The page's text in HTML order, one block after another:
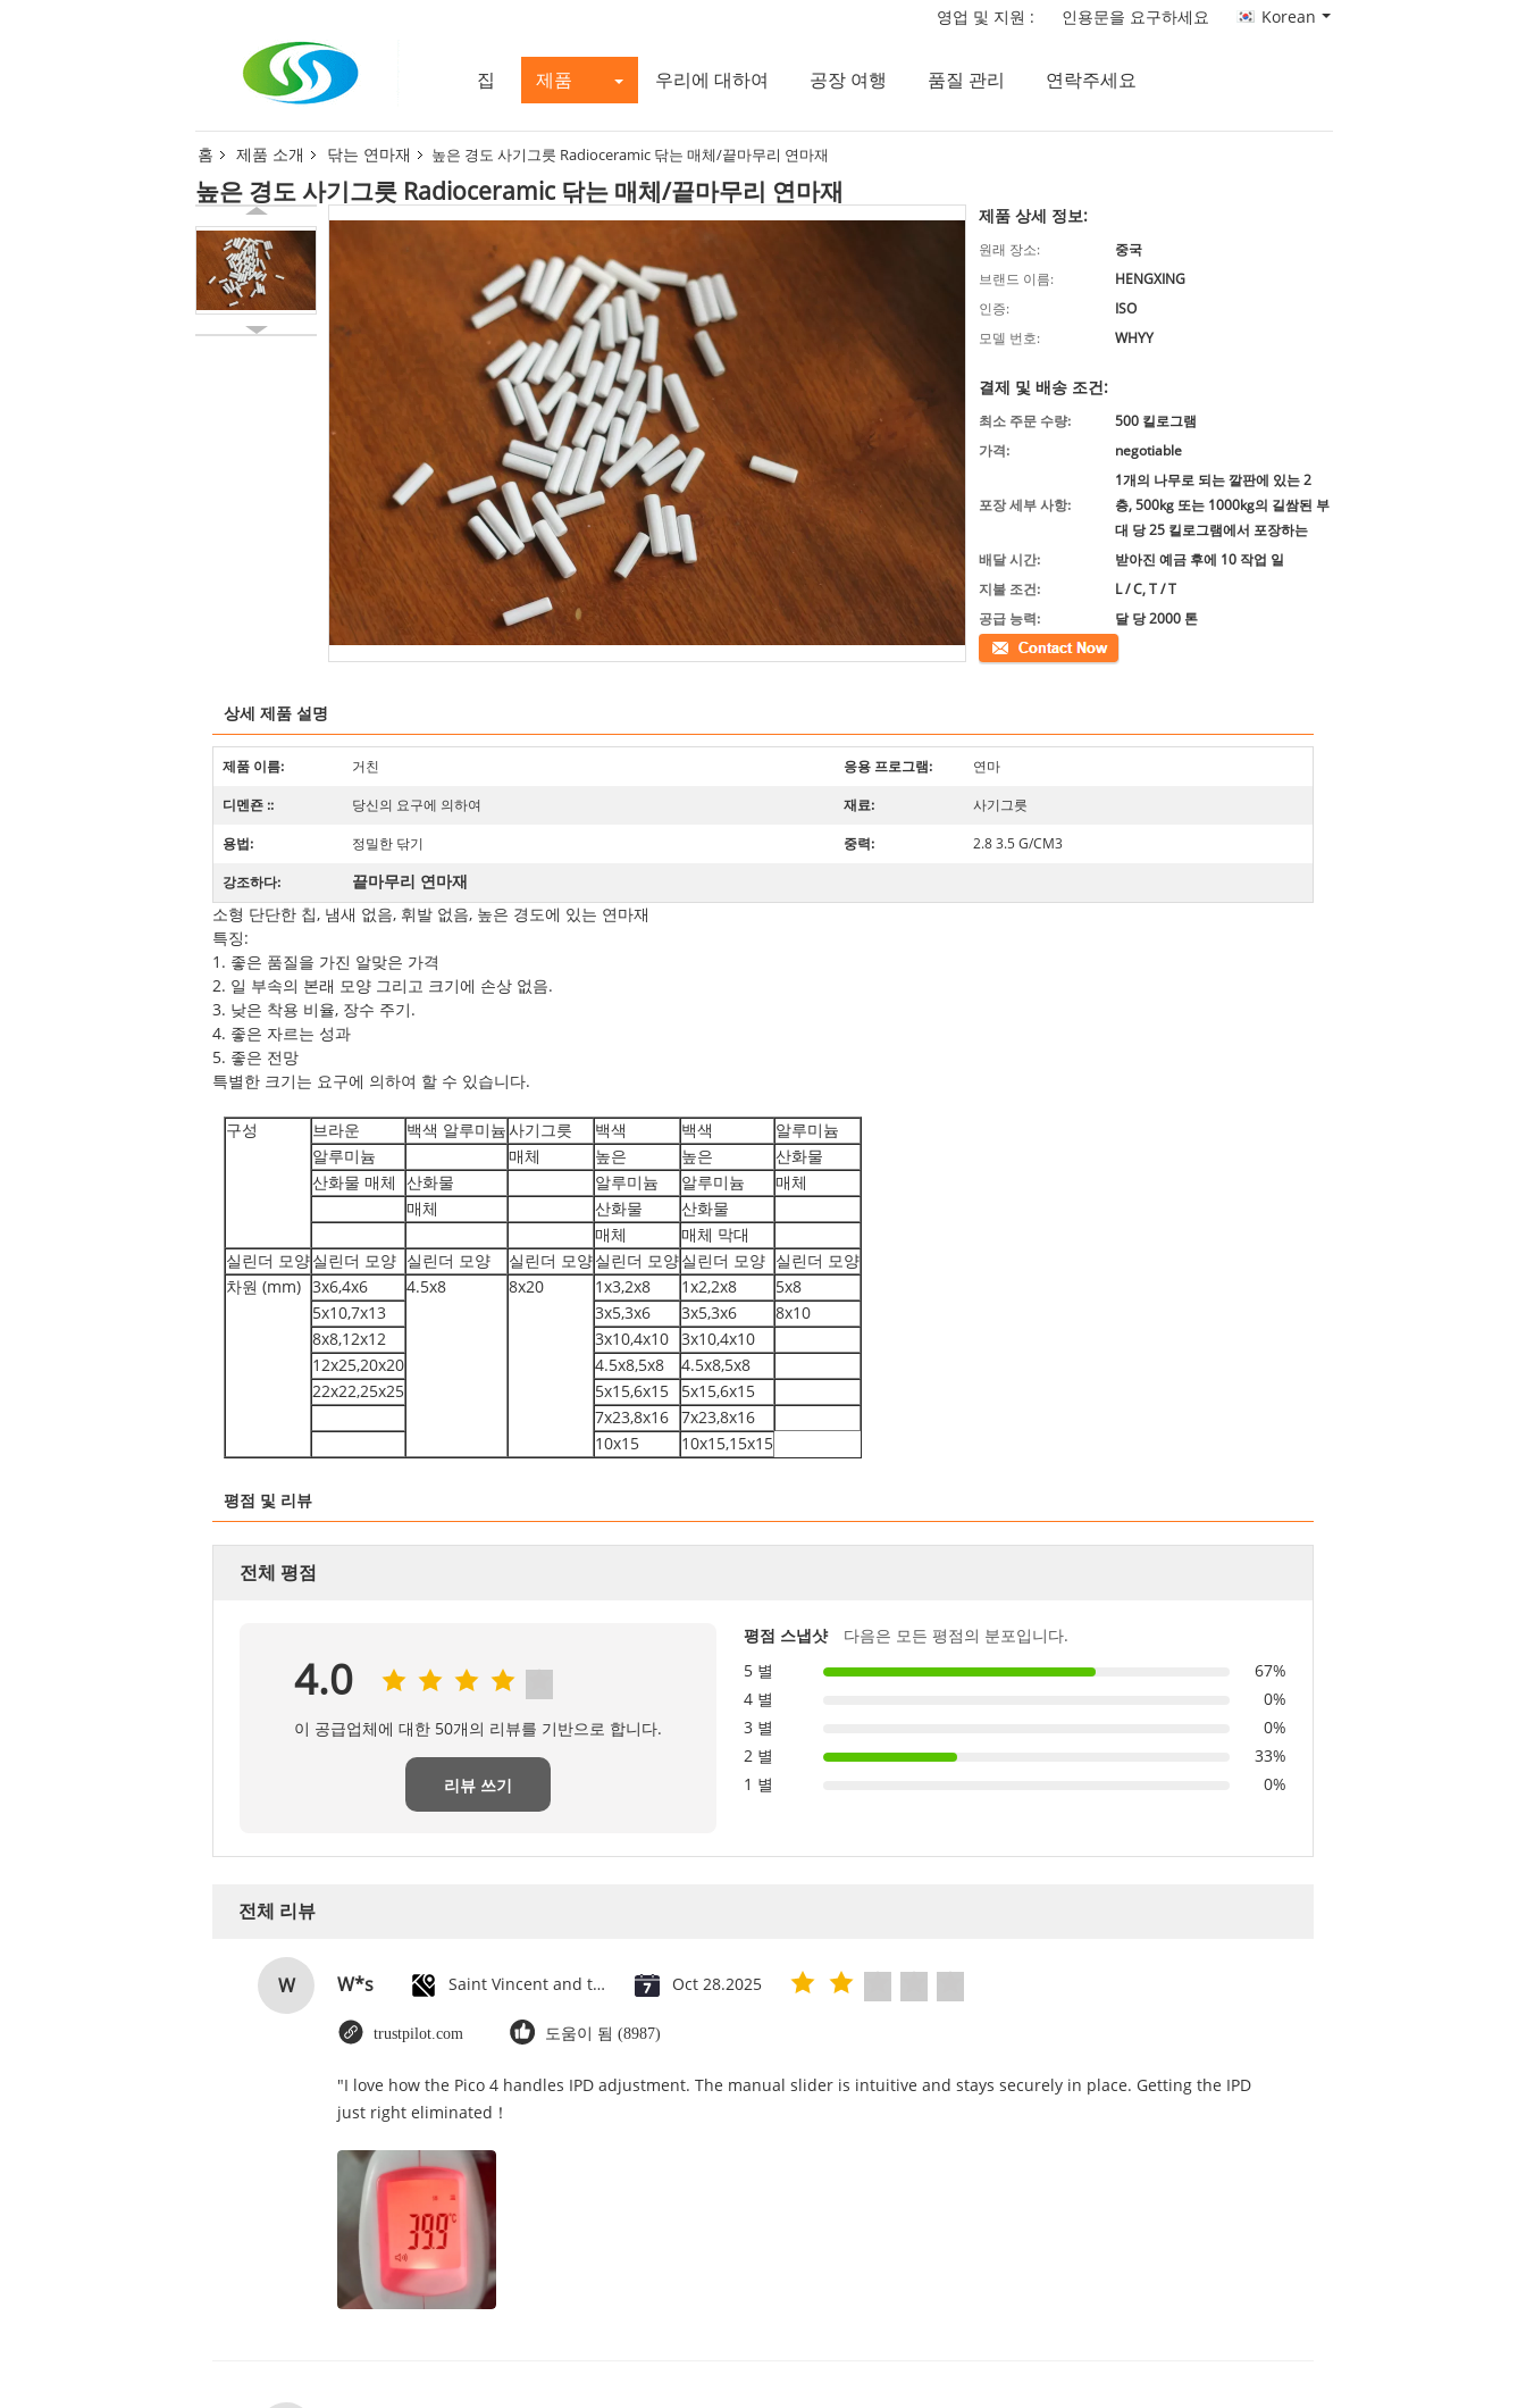
영업 및 지원 : 인용문을 요구하세요 Korean
집 제품 우리에 대하여 공장 여행 품질 관리 연락주세요
홈 제품 소개 닦는 연마재 높은 경도 사기그릇 Radioceramic 닦는 매체/끝마무리 연마재
높은 경도 사기그릇 Radioceramic 닦는 매체/끝마무리 연마재
제품 상세 정보:
원래 장소:
중국
브랜드 이름:
HENGXING
인증:
ISO
모델 번호:
WHYY
결제 및 배송 조건:
최소 주문 수량:
500 킬로그램
가격:
negotiable
포장 세부 사항:
1개의 나무로 되는 깔판에 있는 2
층, 500kg 또는 1000kg의 길쌈된 부
대 당 25 킬로그램에서 포장하는
배달 시간:
받아진 예금 후에 10 작업 일
지불 조건:
L / C, T / T
공급 능력:
달 당 2000 톤
접촉
상세 제품 설명
제품 이름: 거친 응용 프로그램: 연마
디멘죤 :: 당신의 요구에 의하여 재료: 사기그릇
용법: 정밀한 닦기 중력: 2.8 3.5 G/CM3
강조하다:
끝마무리 연마재
소형 단단한 칩, 냄새 없음, 휘발 없음, 높은 경도에 있는 연마재
특징:
1. 좋은 품질을 가진 알맞은 가격
2. 일 부속의 본래 모양 그리고 크기에 손상 없음.
3. 낮은 착용 비율, 장수 주기.
4. 좋은 자르는 성과
5. 좋은 전망
특별한 크기는 요구에 의하여 할 수 있습니다.
구성 브라운 백색 알루미늄사기그릇 백색 백색
알루미늄
알루미늄
매체 높은 높은
산화물
산화물 매체
산화물 알루미늄 알루미늄
매체
매체
산화물
산화물
매체
매체 막대
실린더 모양실린더 모양 실린더 모양 실린더 모양실린더 모양실린더 모양 실린더 모양
차원 (mm) 3x6,4x6 4.5x8 8x20 1x3,2x8 1x2,2x8
5x8
5x10,7x13
3x5,3x6 3x5,3x6
8x10
8x8,12x12
3x10,4x10
3x10,4x10
12x25,20x20
4.5x8,5x8
4.5x8,5x8
22x22,25x25
5x15,6x15
5x15,6x15
7x23,8x16
7x23,8x16
10x15
10x15,15x15
평점 및 리뷰
전체 평점
4.0
이 공급업체에 대한 50개의 리뷰를 기반으로 합니다.
리뷰 쓰기
평점 스냅샷
다음은 모든 평점의 분포입니다.
5 별
67%
4 별
0%
3 별
0%
2 별
33%
1 별
0%
전체 리뷰
W W*s Saint Vincent and the Grenadines Oct 28.2025
trustpilot.com 도움이 됨 (8987)
"I love how the Pico 4 handles IPD adjustment. The manual slider is intuitive and stays securely in place. Getting the IPD
just right eliminated！